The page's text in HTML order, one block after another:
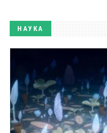
НАУКА